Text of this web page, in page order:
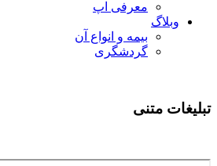
معرفی اپ
وبلاگ
بیمه و انواع آن
گردشگری
تبلیغات متنی